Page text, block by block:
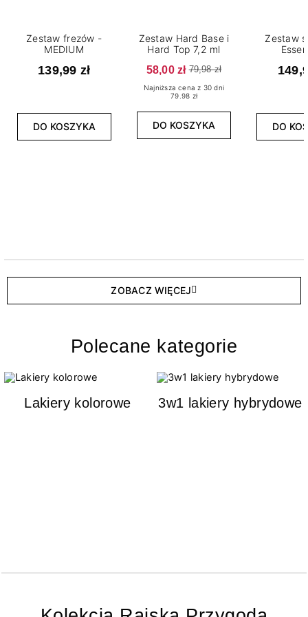
Zestaw frezów -
MEDIUM
139,99 zł
DO KOSZYKA
Zestaw Hard Base i
Hard Top 7,2 ml
58,00 zł 79,98 zł
Najniższa cena z 30 dni
79.98 zł
DO KOSZYKA
Zestaw
DO
ZOBACZ WIĘCEJ
Polecane kategorie
Lakiery kolorowe 3w1 lakiery hybrydowe